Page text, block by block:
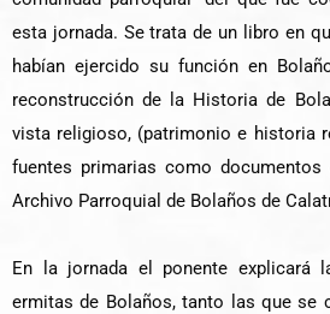
esta jornada. Se trata de un libro en
habían ejercido su función en
reconstrucción de la Historia de
vista religioso, (patrimonio e historia
fuentes primarias como
Archivo Parroquial de Bolaños de
En la jornada el ponente explicará
ermitas de Bolaños, tanto las que se